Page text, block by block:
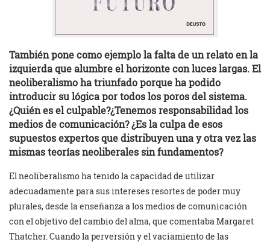
También pone como ejemplo la falta de un relato en la
izquierda que alumbre el horizonte con luces largas. El
neoliberalismo ha triunfado porque ha podido
introducir su lógica por todos los poros del sistema.
¿Quién es el culpable?¿Tenemos responsabilidad los
medios de comunicación? ¿Es la culpa de esos
supuestos expertos que distribuyen una y otra vez las
mismas teorías neoliberales sin fundamentos?
El neoliberalismo ha tenido la capacidad de utilizar
adecuadamente para sus intereses resortes de poder muy
plurales, desde la enseñanza a los medios de comunicación
con el objetivo del cambio del alma, que comentaba Margaret
Thatcher. Cuando la perversión y el vaciamiento de las